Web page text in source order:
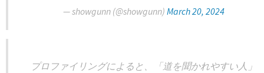
— showgunn (@showgunn) March 20, 2024
プロファイリングによると、「道を聞かれやすい人」